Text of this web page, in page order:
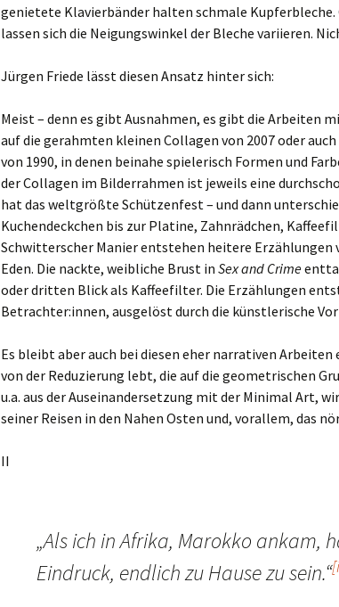
genietete Klavierbänder halten schmale
lassen sich die Neigungswinkel der Bleche variieren.
Jürgen Friede lässt diesen Ansatz hinter sich:
Meist – denn es gibt Ausnahmen, es gibt die Arbeiten
auf die gerahmten kleinen Collagen von 2007 oder
von 1990, in denen beinahe spielerisch Formen und
der Collagen im Bilderrahmen ist jeweils eine
hat das weltgrößte Schützenfest – und dann
Kuchendeckchen bis zur Platine, Zahnrädchen,
Schwitterscher Manier entstehen heitere Erzählungen
Eden. Die nackte, weibliche Brust in Sex and Crime
oder dritten Blick als Kaffeefilter. Die Erzählungen
Betrachter:innen, ausgelöst durch die künstlerische
Es bleibt aber auch bei diesen eher narrativen
von der Reduzierung lebt, die auf die geometrischen
u.a. aus der Auseinandersetzung mit der Minimal Art,
seiner Reisen in den Nahen Osten und, vorallem, das
II
„Als ich in Afrika, Marokko ankam,
Eindruck, endlich zu Hause zu sein.“